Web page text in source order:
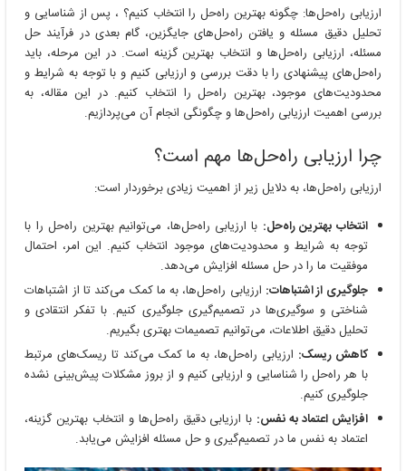
ارزیابی راه‌حل‌ها: چگونه بهترین راه‌حل را انتخاب کنیم؟ ، پس از شناسایی و
تحلیل دقیق مسئله و یافتن راه‌حل‌های جایگزین، گام بعدی در فرآیند حل
مسئله، ارزیابی راه‌حل‌ها و انتخاب بهترین گزینه است. در این مرحله، باید
راه‌حل‌های پیشنهادی را با دقت بررسی و ارزیابی کنیم و با توجه به شرایط و
محدودیت‌های موجود، بهترین راه‌حل را انتخاب کنیم. در این مقاله، به
بررسی اهمیت ارزیابی راه‌حل‌ها و چگونگی انجام آن می‌پردازیم.
چرا ارزیابی راه‌حل‌ها مهم است؟
ارزیابی راه‌حل‌ها، به دلایل زیر از اهمیت زیادی برخوردار است:
انتخاب بهترین راه‌حل: با ارزیابی راه‌حل‌ها، می‌توانیم بهترین راه‌حل را با
توجه به شرایط و محدودیت‌های موجود انتخاب کنیم. این امر، احتمال
موفقیت ما را در حل مسئله افزایش می‌دهد.
جلوگیری از اشتباهات: ارزیابی راه‌حل‌ها، به ما کمک می‌کند تا از اشتباهات
شناختی و سوگیری‌ها در تصمیم‌گیری جلوگیری کنیم. با تفکر انتقادی و
تحلیل دقیق اطلاعات، می‌توانیم تصمیمات بهتری بگیریم.
کاهش ریسک: ارزیابی راه‌حل‌ها، به ما کمک می‌کند تا ریسک‌های مرتبط
با هر راه‌حل را شناسایی و ارزیابی کنیم و از بروز مشکلات پیش‌بینی نشده
جلوگیری کنیم.
افزایش اعتماد به نفس: با ارزیابی دقیق راه‌حل‌ها و انتخاب بهترین گزینه،
اعتماد به نفس ما در تصمیم‌گیری و حل مسئله افزایش می‌یابد.